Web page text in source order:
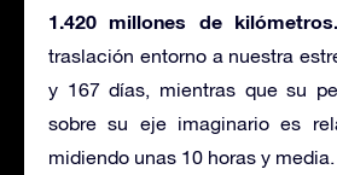
1.420 millones de kilómetros.
traslación entorno a nuestra
y 167 días, mientras que su
sobre su eje imaginario es
midiendo unas 10 horas y media.